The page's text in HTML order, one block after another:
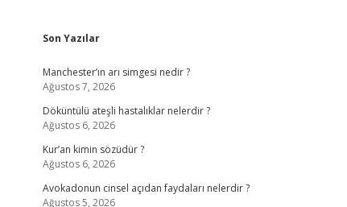
Sidebar
Son Yazılar
Manchester’ın arı simgesi nedir ?
Ağustos 7, 2026
Döküntülü ateşli hastalıklar nelerdir ?
Ağustos 6, 2026
Kur’an kimin sözüdür ?
Ağustos 6, 2026
Avokadonun cinsel açıdan faydaları nelerdir ?
Ağustos 5, 2026